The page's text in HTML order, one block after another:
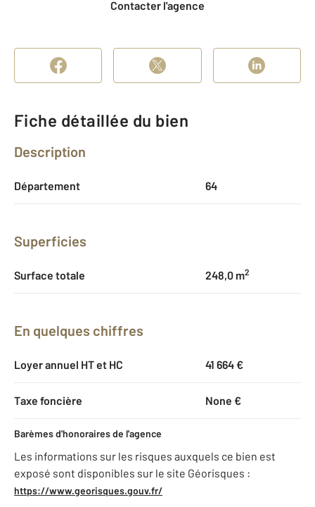
Contacter l'agence
Fiche détaillée du bien
Description
Département 64
Superficies
Surface totale 248,0 m2
En quelques chiffres
Loyer annuel HT et HC 41 664 €
Taxe foncière None €
Barèmes d'honoraires de l'agence
Les informations sur les risques auxquels ce bien est
exposé sont disponibles sur le site Géorisques :
https://www.georisques.gouv.fr/